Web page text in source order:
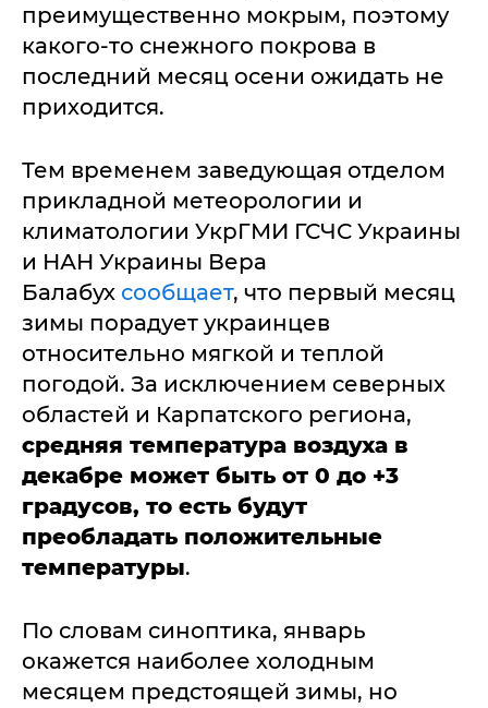
преимущественно мокрым, поэтому
какого-то снежного покрова в
последний месяц осени ожидать не
приходится.
Тем временем заведующая отделом
прикладной метеорологии и
климатологии УкрГМИ ГСЧС Украины
и НАН Украины Вера
Балабух сообщает, что первый месяц
зимы порадует украинцев
относительно мягкой и теплой
погодой. За исключением северных
областей и Карпатского региона,
средняя температура воздуха в
декабре может быть от 0 до +3
градусов, то есть будут
преобладать положительные
температуры.
По словам синоптика, январь
окажется наиболее холодным
месяцем предстоящей зимы, но